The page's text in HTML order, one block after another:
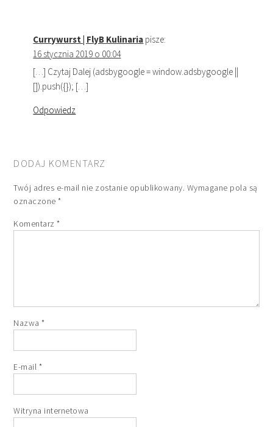
Currywurst | FlyB Kulinaria pisze:
16 stycznia 2019 o 00:04
[…] Czytaj Dalej (adsbygoogle = window.adsbygoogle ||
[]).push({}); […]
Odpowiedz
DODAJ KOMENTARZ
Twój adres e-mail nie zostanie opublikowany. Wymagane pola są
oznaczone*
Komentarz*
Nazwa*
E-mail *
Witryna internetowa